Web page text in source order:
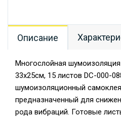
Описание
Многослойная
33x25см, 15 листов DC-000-
шумоизоляционный
предназначенный для
рода вибраций. Готовые